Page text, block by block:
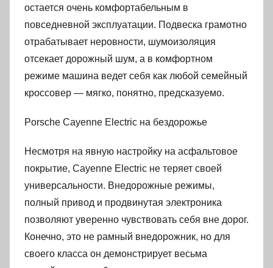
остается очень комфортабельным в
повседневной эксплуатации. Подвеска грамотно
отрабатывает неровности, шумоизоляция
отсекает дорожный шум, а в комфортном
режиме машина ведет себя как любой семейный
кроссовер — мягко, понятно, предсказуемо.
Porsche Cayenne Electric на бездорожье
Несмотря на явную настройку на асфальтовое
покрытие, Cayenne Electric не теряет своей
универсальности. Внедорожные режимы,
полный привод и продвинутая электроника
позволяют уверенно чувствовать себя вне дорог.
Конечно, это не рамный внедорожник, но для
своего класса он демонстрирует весьма